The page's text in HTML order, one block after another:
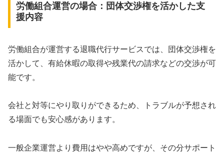
労働組合運営の場合：団体交渉権を活かした支
援内容
労働組合が運営する退職代行サービスでは、団体交渉権を
活かして、有給休暇の取得や残業代の請求などの交渉が可
能です。
会社と対等にやり取りができるため、トラブルが予想され
る場面でも安心感があります。
一般企業運営より費用はやや高めですが、その分サポート